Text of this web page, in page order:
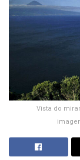
Vista do